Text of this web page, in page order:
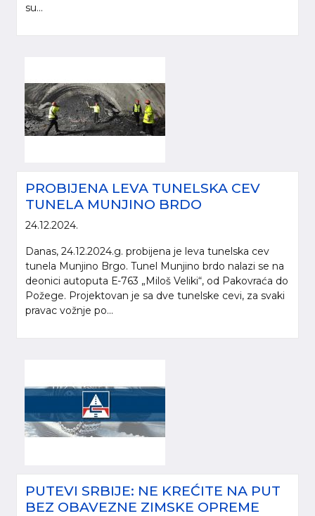
su...
PROBIJENA LEVA TUNELSKA CEV
TUNELA MUNJINO BRDO
24.12.2024.
Danas, 24.12.2024.g. probijena je leva tunelska cev
tunela Munjino Brgo. Tunel Munjino brdo nalazi se na
deonici autoputa Е-763 „Miloš Veliki“, od Pakovraća do
Požege. Projektovan je sa dve tunelske cevi, za svaki
pravac vožnje po...
PUTEVI SRBIJE: NE KREĆITE NA PUT
BEZ OBAVEZNE ZIMSKE OPREME